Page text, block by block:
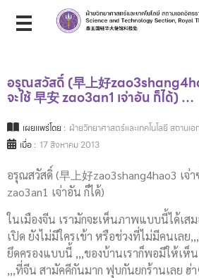
อรุณสวัสดิ์ (早上好
จะใช้ 早安 zao3an1 เจ่าอัน ก็ได้) …
เผยแพร่โดย : ฝ่ายวิทยาศาสตร์และเทคโนโลยี สถาน
เมื่อ : 17 สิงหาคม 2013
อรุณสวัสดิ์ (早上好zao3shang4hao3 เจ่
zao3an1 เจ่าอัน ก็ได้)
ในเมืองจีน เรามักจะเห็นภาพแบบนี้ได้เส
เปิด ยังไม่มีใครเข้า หรือช่วงที่ไม่มีคนเลย
ยึดครองแบบนี้ ,,,ของบ้านเราก็พอมีให้เห็
,,,ที่จีน สามัคคีกันมาก ฟุบกันยกร้านเลย ฮ่